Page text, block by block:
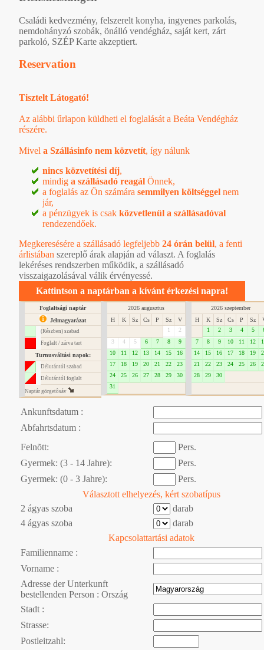
Családi kedvezmény, felszerelt konyha, ingyenes parkolás,
nemdohányzó szobák, önálló vendégház, saját kert, zárt
parkoló, SZÉP Karte akzeptiert.
Reservation
Tisztelt Látogató!
Az alábbi űrlapon küldheti el foglalását a Beáta Vendégház
részére.
Mivel a Szállásinfo nem közvetít, így nálunk
nincs közvetítési díj,
mindig a szállásadó reagál Önnek,
a foglalás az Ön számára semmilyen költséggel nem
jár,
a pénzügyek is csak közvetlenül a szállásadóval
rendezendőek.
Megkeresésére a szállásadó legfeljebb 24 órán belül, a fenti
árlistában szereplő árak alapján ad választ. A foglalás
lekéréses rendszerben működik, a szállásadó
visszaigazolásával válik érvényessé.
Kattintson a naptárban a kívánt érkezési napra!
Foglaltsági naptár
Jelmagyarázat
(Részben) szabad
Foglalt / zárva tart
Turnusváltási napok:
Délutántól szabad
Délutántól foglalt
Naptár görgetôsáv
2026 augusztus
H
K Sz Cs P Sz
V
1
2
3
4 5 6 7 8
9
10
11 12 13 14 15
16
17
18 19 20 21 22
23
24
25 26 27 28 29
30
31
2026 szeptember
H
K Sz Cs P Sz
1
2 3 4 5
7
8 9 10 11 12
14
15 16 17 18 19
21
22 23 24 25 26
28
29 30
Ankunftsdatum :
Abfahrtsdatum :
Felnõtt:
Pers.
Gyermek: (3 - 14 Jahre):
Pers.
Gyermek: (0 - 3 Jahre):
Pers.
Választott elhelyezés, kért szobatípus
2 ágyas szoba
darab
4 ágyas szoba
darab
Kapcsolattartási adatok
Familienname :
Vorname :
Adresse der Unterkunft
bestellenden Person : Ország
Stadt :
Strasse:
Postleitzahl: